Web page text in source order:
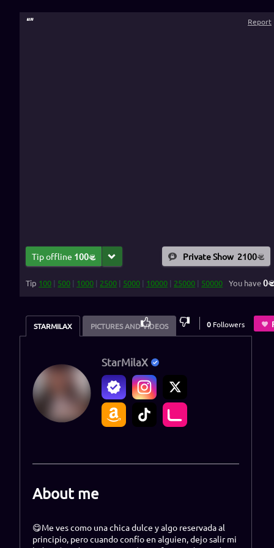
“” Report
Tip offline 100 Private Show 2100
Tip 100 | 500 | 1000 | 2500 | 5000 | 10000 | 25000 | 50000 You have0
STARMILAX PICTURES AND VIDEOS
100 0 Followers
StarMilaX
About me
😋Me ves como una chica dulce y algo reservada al
principio, pero cuando confío en alguien, dejo salir mi